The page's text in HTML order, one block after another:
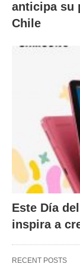
anticipa su
Chile
Este Día
inspira a
RECENT POSTS